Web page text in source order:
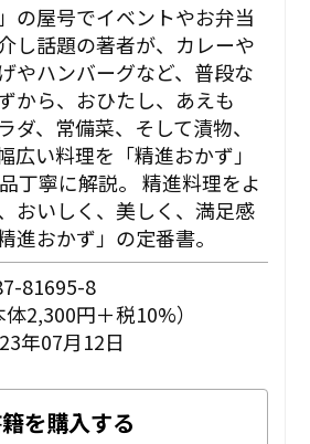
の屋号でイベントやお弁当
し話題の著者が、カレーや
やハンバーグなど、普段な
から、おひたし、あえも
ダ、常備菜、そして漬物、
広い料理を「精進おかず」
丁寧に解説。 精進料理をよ
おいしく、美しく、満足感
進おかず」の定番書。
81695-8
2,300円＋税10%）
年07月12日
を購入する